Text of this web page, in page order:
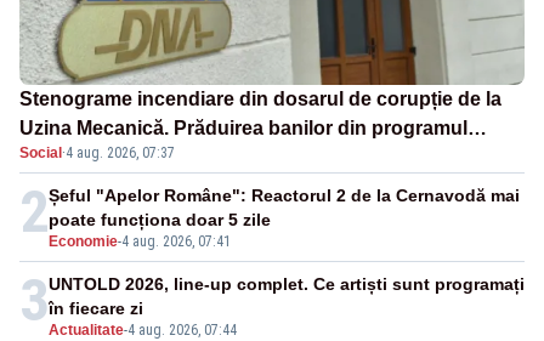
Stenograme incendiare din dosarul de corupție de la
Uzina Mecanică. Prăduirea banilor din programul
SAFE, interceptată de DNA
Social ·4 aug. 2026, 07:37
2 Economie-4 aug. 2026, 07:41
Șeful "Apelor Române": Reactorul 2 de la Cernavodă mai
poate funcționa doar 5 zile
3Actualitate-4 aug. 2026, 07:44
UNTOLD 2026, line-up complet. Ce artiști sunt programați
în fiecare zi